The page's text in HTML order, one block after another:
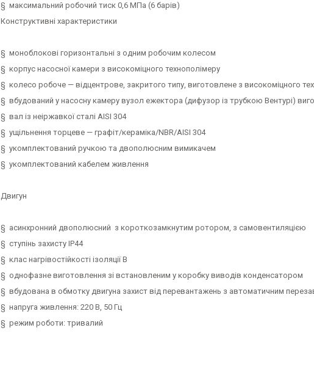
§ максимальний робочий тиск 0,6 МПа (6 барів)
Конструктивні характеристики
§ моноблокові горизонтальні з одним робочим колесом
§ корпус насосної камери з високоміцного технополімеру
§ колесо робоче — відцентрове, закритого типу, виготовлене з високоміцного
§ вбудований у насосну камеру вузол ежектора (дифузор із трубкою Вентурі)
§ вал із неіржавкої сталі AISI 304
§ ущільнення торцеве — графіт/кераміка/NBR/AISI 304
§ укомплектований ручкою та двополюсним вимикачем
§ укомплектований кабелем живлення
Двигун
§ асинхронний двополюсний з короткозамкнутим ротором, з самовентиляцією
§ ступінь захисту IP44
§ клас нагрівостійкості ізоляції В
§ однофазне виготовлення зі встановленим у коробку виводів конденсатором
§ вбудована в обмотку двигуна захист від перевантажень з автоматичним
§ напруга живлення: 220 В, 50 Гц
§ режим роботи: тривалий